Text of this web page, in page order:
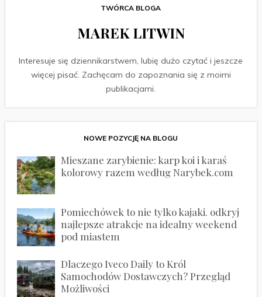
TWÓRCA BLOGA
MAREK LITWIN
Interesuje się dziennikarstwem, lubię dużo czytać i jeszcze
więcej pisać. Zachęcam do zapoznania się z moimi
publikacjami.
NOWE POZYCJĘ NA BLOGU
Mieszane zarybienie: karp koi i karaś
kolorowy razem według Narybek.com
Pomiechówek to nie tylko kajaki. odkryj
najlepsze atrakcje na idealny weekend
pod miastem
Dlaczego Iveco Daily to Król
Samochodów Dostawczych? Przegląd
Możliwości